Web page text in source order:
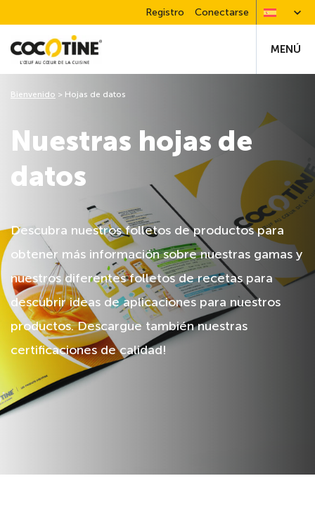
Registro Conectarse
MENÚ
Nuestras hojas de
datos
Descubra nuestros folletos de productos para
obtener más información sobre nuestras gamas y
nuestros diferentes folletos de recetas para
descubrir ideas de aplicaciones para nuestros
productos. Descargue también nuestras
certificaciones de calidad!
Bienvenido > Hojas de datos